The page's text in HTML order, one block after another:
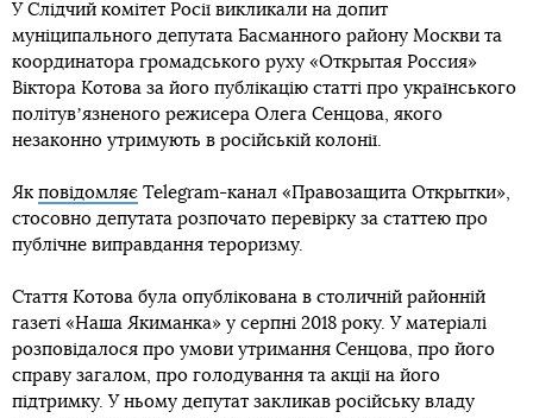
У Слідчий комітет Росії викликали на допит
муніципального депутата Басманного району Москви та
координатора громадського руху «Открытая Россия»
Віктора Котова за його публікацію статті про українського
політувʼязненого режисера Олега Сенцова, якого
незаконно утримують в російській колонії.
Як повідомляє Telegram-канал «Правозащита Открытки»,
стосовно депутата розпочато перевірку за статтею про
публічне виправдання тероризму.
Стаття Котова була опублікована в столичній районній
газеті «Наша Якиманка» у серпні 2018 року. У матеріалі
розповідалося про умови утримання Сенцова, про його
справу загалом, про голодування та акції на його
підтримку. У ньому депутат закликав російську владу